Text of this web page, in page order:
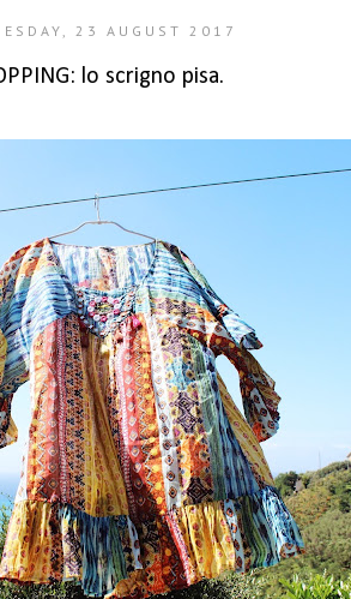
23 AUGUST 2017
lo scrigno pisa.